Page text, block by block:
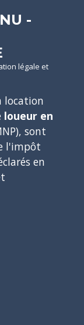
-
légale et
location
loueur en
sont
l'impôt
en